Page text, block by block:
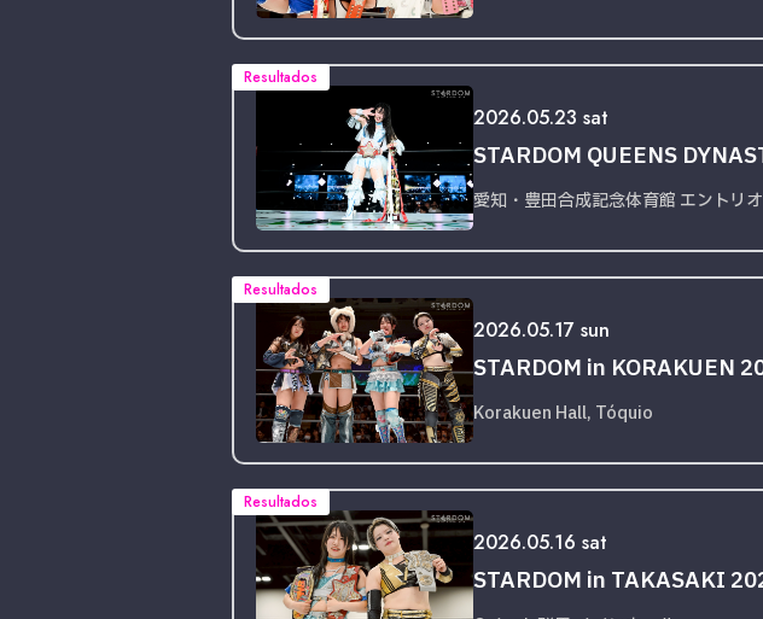
Resultados
2026.05.23 sat
STARDOM QUEENS
愛知・豊田合成記念体育館 エントリオ
Resultados
2026.05.17 sun
STARDOM in KORAKUEN
Korakuen Hall, Tóquio
Resultados
2026.05.16 sat
STARDOM in TAKASAKI